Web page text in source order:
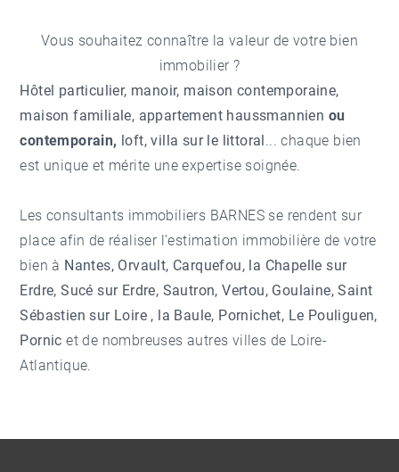
Vous souhaitez connaître la valeur de votre bien
immobilier ?
Hôtel particulier, manoir, maison contemporaine,
maison familiale, appartement haussmannien ou
contemporain, loft, villa sur le littoral ... chaque bien
est unique et mérite une expertise soignée.
Les consultants immobiliers BARNES se rendent sur
place afin de réaliser l’estimation immobilière de votre
bien à Nantes, Orvault, Carquefou, la Chapelle sur
Erdre, Sucé sur Erdre, Sautron, Vertou, Goulaine, Saint
Sébastien sur Loire , la Baule, Pornichet, Le Pouliguen,
Pornic et de nombreuses autres villes de Loire-
Atlantique.